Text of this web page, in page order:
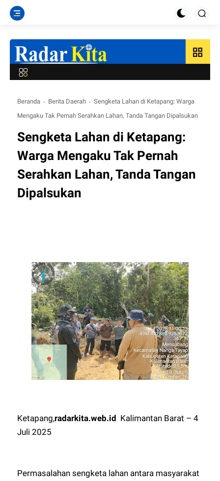
grid_view
Beranda Berita Daerah
Sengketa Lahan di Ketapang: Warga
Mengaku Tak Pernah Serahkan Lahan, Tanda Tangan Dipalsukan
Sengketa Lahan di Ketapang:
Warga Mengaku Tak Pernah
Serahkan Lahan, Tanda Tangan
Dipalsukan
Ketapang,radarkita.web.id Kalimantan Barat – 4
Juli 2025
Permasalahan sengketa lahan antara masyarakat